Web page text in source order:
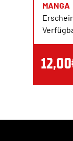
MANGA